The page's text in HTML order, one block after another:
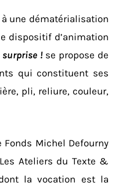
une dématérialisation
dispositif d’animation
surprise !se propose de
qui constituent ses
pli, reliure, couleur,
Fonds Michel Defourny
Ateliers du Texte &
la vocation est la